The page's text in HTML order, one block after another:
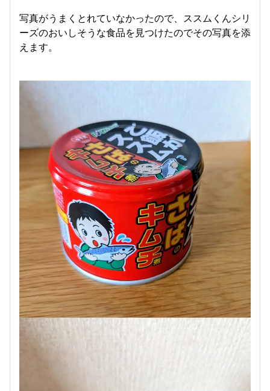
写真がうまくとれていなかったので、ススムくんシリ
ーズのおいしそうな食品を見つけたのでその写真を添
えます。